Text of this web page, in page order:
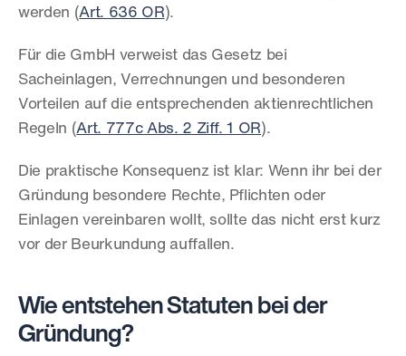
werden (Art. 636 OR).
Für die GmbH verweist das Gesetz bei
Sacheinlagen, Verrechnungen und besonderen
Vorteilen auf die entsprechenden aktienrechtlichen
Regeln (Art. 777c Abs. 2 Ziff. 1 OR).
Die praktische Konsequenz ist klar: Wenn ihr bei der
Gründung besondere Rechte, Pflichten oder
Einlagen vereinbaren wollt, sollte das nicht erst kurz
vor der Beurkundung auffallen.
Wie entstehen Statuten bei der
Gründung?